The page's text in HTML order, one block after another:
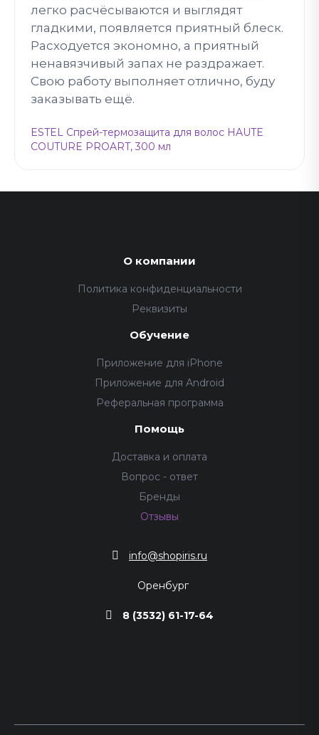
легко расчёсываются и выглядят
гладкими, появляется приятный блеск.
Расходуется экономно, а приятный
ненавязчивый запах не раздражает.
Свою работу выполняет отлично, буду
заказывать ещё.
ESTEL Спрей-термозащита для волос HAUTE
COUTURE PROART, 300 мл
О компании
Политика конфиденциальности
Реквизиты
Обучение
Приложение для iPhone
Приложение для Android
Реферальная программа
Помощь
Доставка и оплата
Вопрос - ответ
Бренды
Отзывы
info@shopiris.ru
Оренбург
8 (3532) 61-17-64